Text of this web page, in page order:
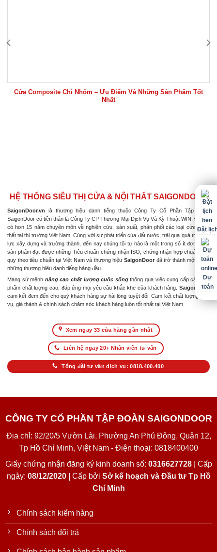
Cửa Composite Chỉ Nhôm – Ưu Điểm Và Những Sản Phẩm Tốt
Nhất
HỆ THỐNG SIÊU THỊ CỬA & NỘI THẤT SAIGONDOOR
SaigonDoor.vn là thương hiệu danh tiếng thuộc Công Ty Cổ Phần Tập Đoàn
SaigonDoor có tiền thân là Công Ty CP Thương Mại Dịch Vụ Và Kỹ Thuật WIN, Đơn vị
có hơn 15 năm chuyên môn về nghiên cứu, sản xuất, phân phối các loại cửa & nội
thất tại thị trường Việt Nam. Cùng với sự phát triển của đất nước, trải qua quá trình nỗ
lực xây dựng và trưởng thành, đến nay chúng tôi tự hào là một trong số ít đơn vị có
sản phẩm đạt được những Tiêu chuẩn chứng nhận ISO, chứng nhận hợp chuẩn hợp
quy theo tiêu chuẩn tại Việt Nam và thương hiệu SaigonDoor đã trở thành một trong
những thương hiệu danh tiếng hàng đầu.
Mang sứ mệnh nâng cao chất lượng cuộc sốngthông qua việc cung cấp các sản
phẩm chất lượng cao, đáp ứng mọi yêu cầu khắc khe của khách hàng. SaigonDoor
cam kết đem đến cho quý khách hàng sự hài lòng tuyệt đối. Cam kết chất lượng dịch
vụ, giá thành & chính sách chăm sóc khách hàng luôn tốt nhất tại Việt Nam.
Xem ngay 33 cửa hàng gần nhất
Liên hệ ngay 20+ Nhân viên tư vấn
Tổng đài tư vấn dịch vụ: 0818.400.400
CÔNG TY CỔ PHẦN TẬP ĐOÀN SAIGONDOOR
Địa chỉ: 92/20/5 Vườn Lài, Phường An Phú Đông, Quận 12,
Tp Hồ Chí Minh, Việt Nam - Điện thoại: 0818400400
Giấy chứng nhận đăng ký kinh doanh số: 0316627728| Cấp
ngày: 08/12/2020 | Cấp bởi Sở kế hoạch và Đầu tư Tp Hồ
Chí Minh
Chính sách kiểm hàng
Chính sách đổi trả
Đặt
Dự
toán